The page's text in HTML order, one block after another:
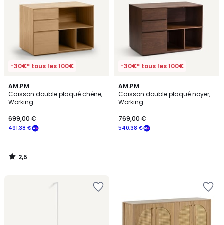
-30€* tous les 100€
AM.PM
Caisson double plaqué chêne,
Working
491,38 €
699,00 €
2,5
/ 5
2,5
/
-30€* tous les 100€
AM.PM
Caisson double plaqué noyer,
Working
540,38 €
769,00 €